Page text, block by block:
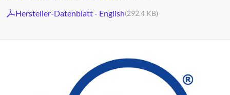
Hersteller-Datenblatt - English(292.4 KB)